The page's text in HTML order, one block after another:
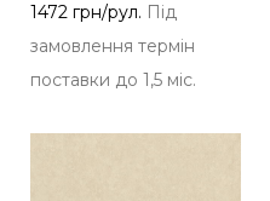
1472 грн/рул. Під
замовлення термін
поставки до 1,5 міс.